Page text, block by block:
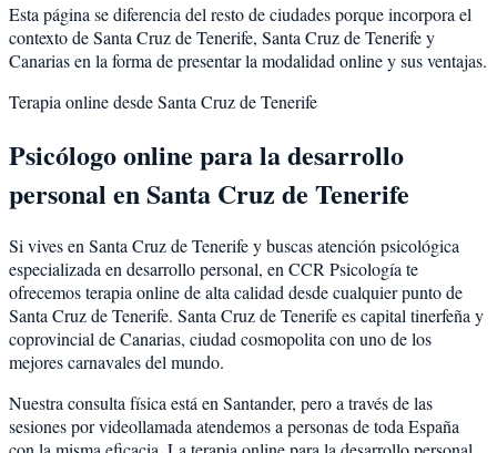
Esta página se diferencia del resto de ciudades porque incorpora el
contexto deSanta Cruz de Tenerife, Santa Cruz de Tenerifey
Canariasen la forma de presentar la modalidad online y sus ventajas.
Terapia online desdeSanta Cruz de Tenerife
Psicólogo online para ladesarrollo
personal enSanta Cruz de Tenerife
Si vives enSanta Cruz de Tenerifey buscas atención psicológica
especializada endesarrollo personal, en CCR Psicología te
ofrecemos terapia online de alta calidad desde cualquier punto de
Santa Cruz de Tenerife. Santa Cruz de Tenerifeescapital tinerfeña y
coprovincial de Canarias, ciudad cosmopolita con uno de los
mejores carnavales del mundo.
Nuestra consulta física está en Santander, pero a través de las
sesiones por videollamada atendemos a personas de toda España